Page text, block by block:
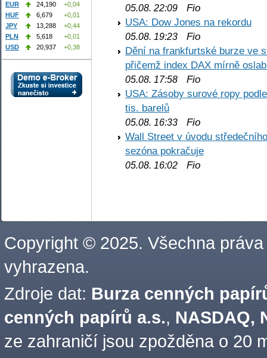
05.08. 22:09 Fio
USA: Dow Jones na rekordu
05.08. 19:23 Fio
Dění na frankfurtské burze ve
přičemž index DAX mírně
05.08. 17:58 Fio
USA: Zásoby surové ropy
tis. barelů
05.08. 16:33 Fio
Wall Street v úvodu
sezóna pokračuje
05.08. 16:02 Fio
EUR 24,190
+0,04
HUF
6,679
+0,01
JPY
13,288
+0,44
PLN
5,618
+0,01
USD
20,937 +0,38
Copyright © 2025. Všechna práva
vyhrazena.
Zdroje dat: Burza cenných
cenných papírů a.s., NASDAQ,
ze zahraničí jsou zpožděna o 20